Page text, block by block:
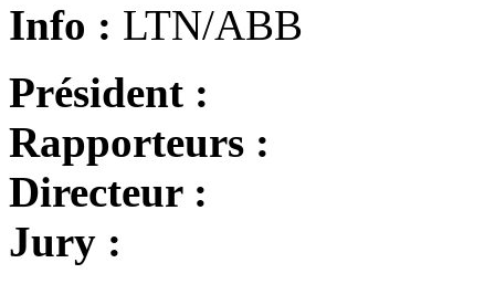
Info : LTN/ABB
Président :
Rapporteurs :
Directeur :
Jury :